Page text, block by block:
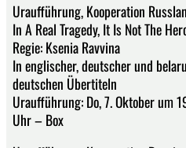
Uraufführung, Kooperation
In A Real Tragedy, It Is Not The
Regie: Ksenia Ravvina
In englischer, deutscher und
deutschen Übertiteln
Uraufführung: Do, 7. Oktober um
Uhr – Box